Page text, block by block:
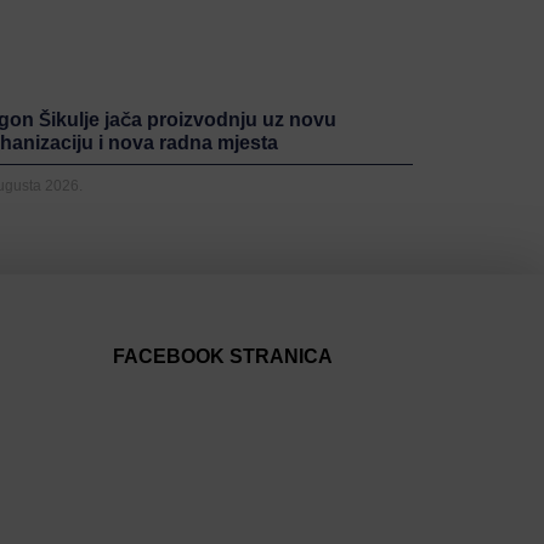
Šikulje jača proizvodnju uz novu
i nova radna mjesta
2026.
FACEBOOK STRANICA